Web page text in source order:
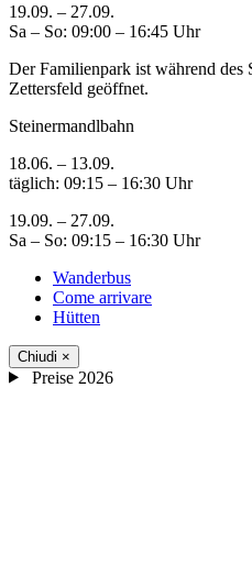
19.09. – 27.09.
Sa – So: 09:00 – 16:45 Uhr
Der Familienpark ist während des
Zettersfeld geöffnet.
Steinermandlbahn
18.06. – 13.09.
täglich: 09:15 – 16:30 Uhr
19.09. – 27.09.
Sa – So: 09:15 – 16:30 Uhr
Wanderbus
Come arrivare
Hütten
Chiudi ×
Preise 2026